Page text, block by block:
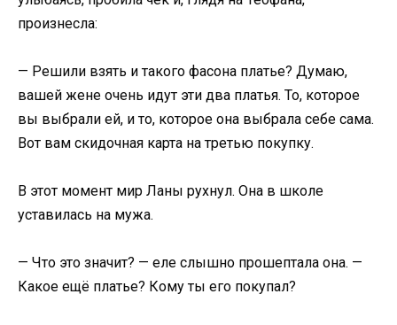
произнесла:
— Решили взять и такого фасона платье? Думаю,
вашей жене очень идут эти два платья. То, которое
вы выбрали ей, и то, которое она выбрала себе сама.
Вот вам скидочная карта на третью покупку.
В этот момент мир Ланы рухнул. Она в школе
уставилась на мужа.
— Что это значит? — еле слышно прошептала она. —
Какое ещё платье? Кому ты его покупал?